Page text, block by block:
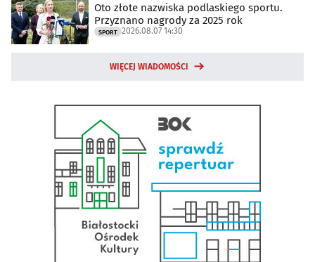
Oto złote nazwiska podlaskiego sportu.
Przyznano nagrody za 2025 rok
SPORT 2026.08.07 14:30
WIĘCEJ WIADOMOŚCI